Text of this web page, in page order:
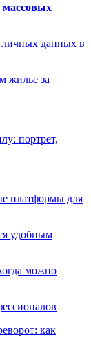
массовых
данных в
жилье за
портрет,
платформы для
удобным
можно
как